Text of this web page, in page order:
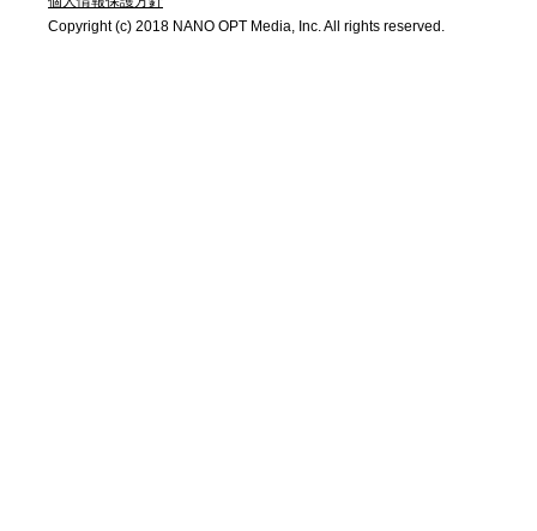
Copyright (c) 2018 NANO OPT Media, Inc. All rights reserved.